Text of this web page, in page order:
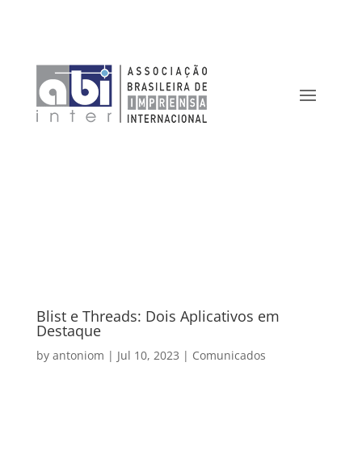
Blist e Threads: Dois Aplicativos em
Destaque
by antoniom | Jul 10, 2023 | Comunicados